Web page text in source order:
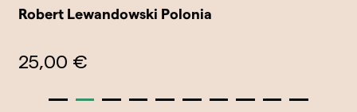
Robert Lewandowski Polonia
25,00 €